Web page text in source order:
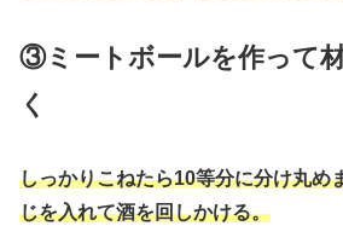
③ミートボールを作って
く
しっかりこねたら10等分に分け丸め
じを入れて酒を回しかける。